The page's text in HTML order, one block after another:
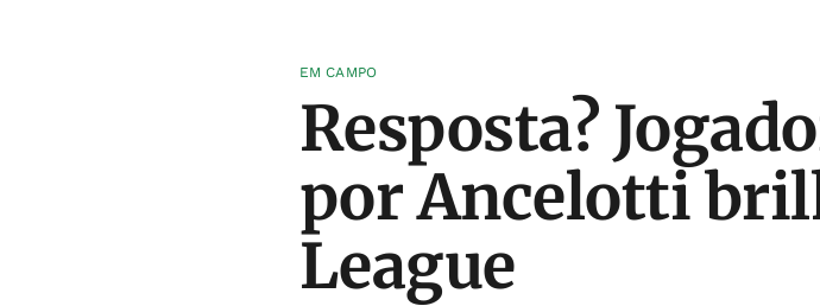
EM CAMPO
Resposta?
por Ancelotti
League